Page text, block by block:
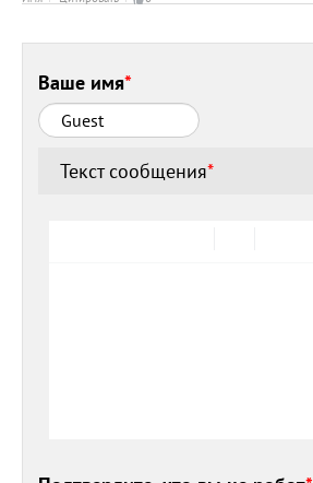
Ваше имя*
Текст сообщения*